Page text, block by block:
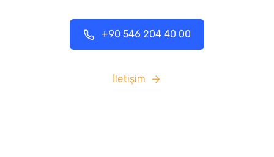
+90 546 204 40 00
İletişim